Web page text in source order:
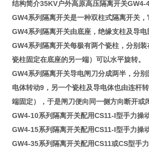
结构简介35KV户外高原高压隔离开关GW4-
GW4系列隔离开关是一种双柱式隔离开关
GW4系列隔离开关由底座，绝缘支柱及导电
GW4系列隔离开关每极有两个瓷柱，分别
瓷柱固定在底座的另一端）可以水平旋转。
GW4系列隔离开关导电闸刀分成两半，分
电体转动9，另一个瓷柱及导电体也由连杆
端固定），于是闸刀便向同一侧方向断开或
GW4-10系列隔离开关配用CS11-I型手力操
GW4-15系列隔离开关配用CS11-I型手力操
GW4-35系列隔离开关配用CS11或CS型手力